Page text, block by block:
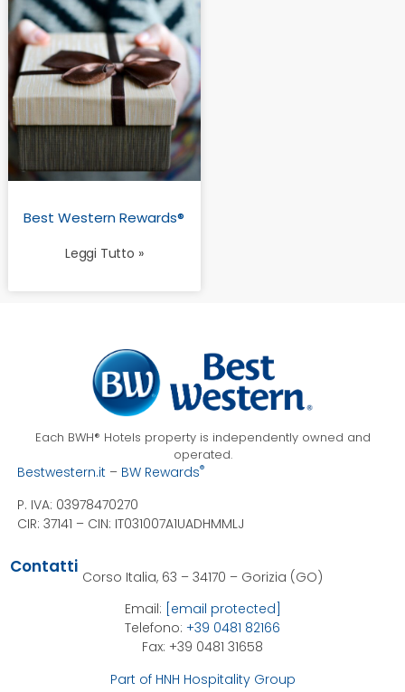
Best Western Rewards®
Leggi Tutto »
Each BWH® Hotels property is independently owned and
operated.
Bestwestern.it– BW Rewards®
P. IVA: 03978470270
CIR: 37141 – CIN: IT031007A1UADHMMLJ
Contatti Corso Italia, 63 – 34170 – Gorizia (GO)
Email: [email protected]
Telefono: +39 0481 82166
Fax: +39 0481 31658
Part of HNH Hospitality Group